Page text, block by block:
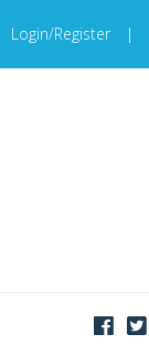
Login/Register |